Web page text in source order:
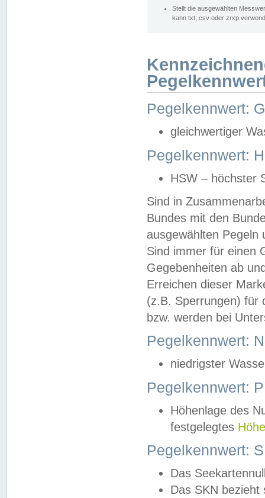
Stellt die ausgewählten
kann txt, csv oder zrxp
Pegelkennwert:
gleichwertiger
Pegelkennwert:
HSW – höchster
Sind in
Bundes mit den
ausgewählten
Sind immer für einen
Gegebenheiten ab
Erreichen dieser
(z.B. Sperrungen) für
bzw. werden bei
Pegelkennwert:
niedrigster
Pegelkennwert:
Höhenlage des
festgelegtes
Pegelkennwert:
Das
Das SKN